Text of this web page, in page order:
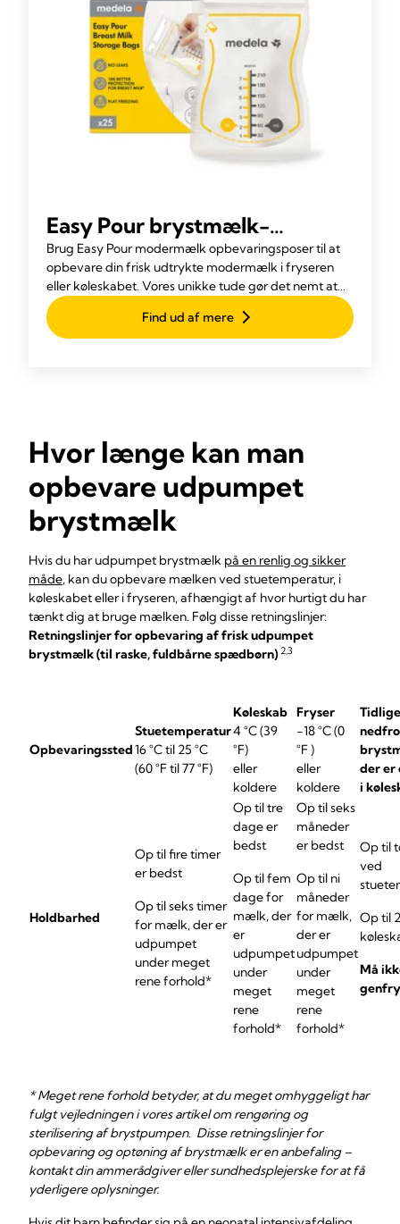
Easy Pour brystmælk-
opbevaringsposer
Brug Easy Pour modermælk opbevaringsposer til at
opbevare din frisk udtrykte modermælk i fryseren
eller køleskabet. Vores unikke tude gør det nemt at
bruge og leverer en rodfri oplevelse.
Find ud af mere
Hvor længe kan man
opbevare udpumpet
brystmælk
Hvis du har udpumpet brystmælk på en renlig og sikker
måde, kan du opbevare mælken ved stuetemperatur, i
køleskabet eller i fryseren, afhængigt af hvor hurtigt du har
tænkt dig at bruge mælken. Følg disse retningslinjer:
Retningslinjer for opbevaring af frisk udpumpet
brystmælk (til raske, fuldbårne spædbørn) 2,3
Opbevaringssted
Stuetemperatur
16 °C til 25 °C
(60 °F til 77 °F)
Køleskab
4 °C (39
°F)
eller
koldere
Fryser
-18 °C (0
°F )
eller
koldere
der er
i
Holdbarhed
Op til fire timer
er bedst
Op til seks timer
for mælk, der er
udpumpet
under meget
rene forhold*
Op til tre
dage er
bedst
Op til fem
dage for
mælk, der
er
udpumpet
under
meget
rene
forhold*
Op til seks
måneder
er bedst
Op til ni
måneder
for mælk,
der er
udpumpet
under
meget
rene
forhold*
Op til
ved
Op til
Må
* Meget rene forhold betyder, at du meget omhyggeligt har
fulgt vejledningen i vores artikel om rengøring og
sterilisering af brystpumpen. Disse retningslinjer for
opbevaring og optøning af brystmælk er en anbefaling –
kontakt din ammerådgiver eller sundhedsplejerske for at få
yderligere oplysninger.